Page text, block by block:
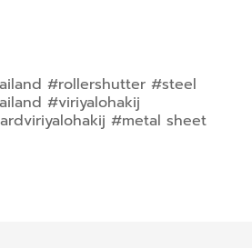
#rollershutter #steel
#viriyalohakij
#metal sheet